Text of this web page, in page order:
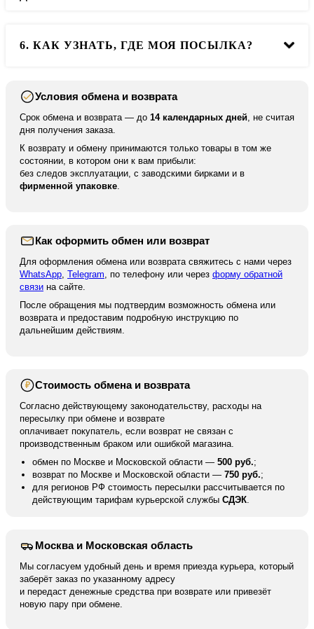
Мы доставляем во все города РФ и в ближайшие
6. КАК УЗНАТЬ, ГДЕ МОЯ ПОСЫЛКА?
После отправки мы высылаем вам номер для
отслеживания вашей посылки. По нему вы можете
отследить ваше отправление на сайте курьерской
Условия обмена и возврата
Срок обмена и возврата — до 14 календарных дней , не считая
дня получения заказа.
К возврату и обмену принимаются только товары в том же
состоянии, в котором они к вам прибыли:
без следов эксплуатации, с заводскими бирками и в
фирменной упаковке
Как оформить обмен или возврат
Для оформления обмена или возврата свяжитесь с нами через
WhatsApp Telegram , по телефону или через форму обратной
связи на сайте.
После обращения мы подтвердим возможность обмена или
возврата и предоставим подробную инструкцию по
дальнейшим действиям.
₽ Стоимость обмена и возврата
Согласно действующему законодательству, расходы на
пересылку при обмене и возврате
оплачивает покупатель, если возврат не связан с
производственным браком или ошибкой магазина.
обмен по Москве и Московской области — 500 руб.;
возврат по Москве и Московской области — 750 руб.;
для регионов РФ стоимость пересылки рассчитывается по
действующим тарифам курьерской службы СДЭК
Москва и Московская область
Мы согласуем удобный день и время приезда курьера, который
заберёт заказ по указанному адресу
и передаст денежные средства при возврате или привезёт
новую пару при обмене.